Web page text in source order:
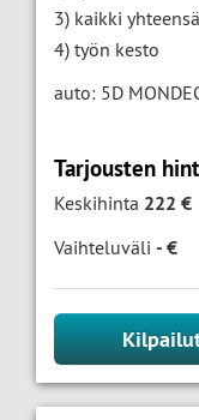
3) kaikki yhteensä
4) työn kesto
auto: 5D
Tarjousten
Keskihinta 222 €
Vaihteluväli - €